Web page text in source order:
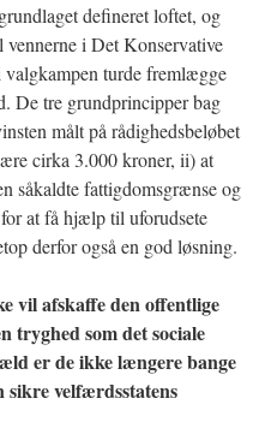
defineret loftet, og
i Det Konservative
valgkampen turde fremlægge
De tre grundprincipper bag
målt på rådighedsbeløbet
cirka 3.000 kroner, ii) at
såkaldte fattigdomsgrænse og
at få hjælp til uforudsete
derfor også en god løsning.
vil afskaffe den offentlige
tryghed som det sociale
er de ikke længere bange
velfærdsstatens